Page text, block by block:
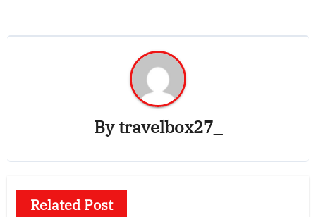
Bytravelbox27_
Related Post